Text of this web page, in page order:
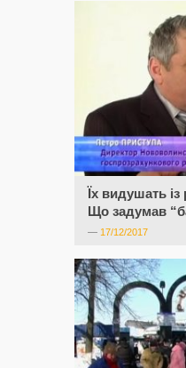
Їх видушать
Що задумав
— 17/12/2017